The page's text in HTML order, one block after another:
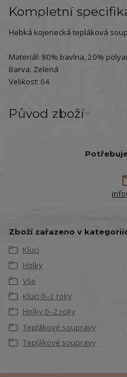
Kompletní
Hebká kojenecká tepláková
Materiál: 80% bavlna, 20%
Barva: Zelená
Velikost: 64
Původ zboží
Zboží zařazeno v
Kluci
Holky
Vše
Kluci 0–2 roky
Holky 0–2 roky
Teplákové soupravy
Teplákové soupravy